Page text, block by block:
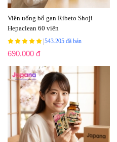
Viên uống bổ gan Ribeto Shoji
Hepaclean 60 viên
543.205 đã bán
690.000 đ